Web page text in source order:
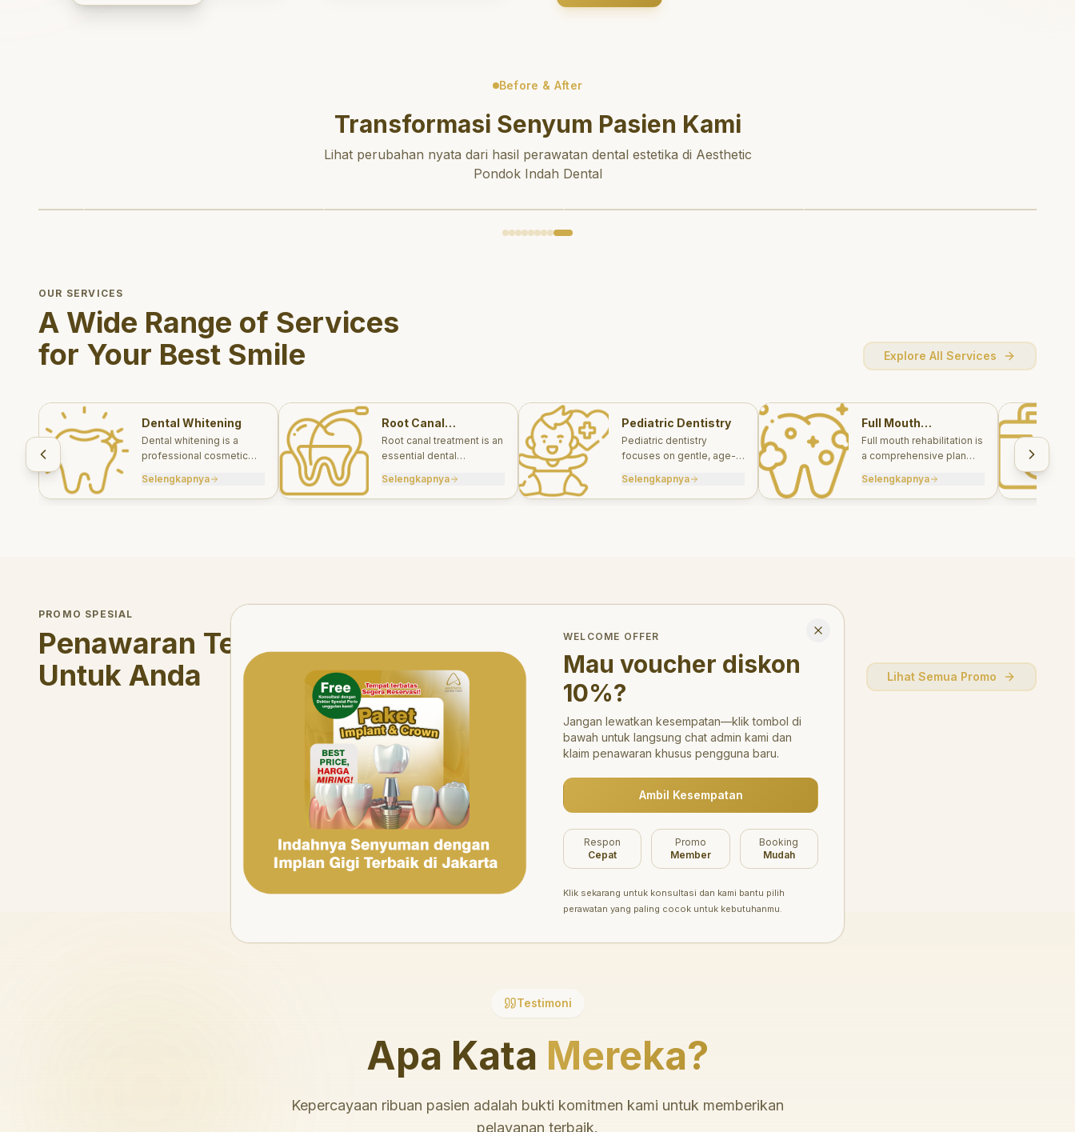
Before & After
Transformasi Senyum Pasien Kami
Lihat perubahan nyata dari hasil perawatan dental estetika di Aesthetic
Pondok Indah Dental
OUR SERVICES
A Wide Range of Services
for Your Best Smile
Explore All Services
Dental Whitening
Dental whitening is a
professional cosmetic
brighten your smile safely
and effectively.
Selengkapnya
Root Canal
Treatments
Root canal treatment is an
essential dental
save a tooth that has
been severely damaged
Selengkapnya
Pediatric Dentistry
Pediatric dentistry
focuses on gentle, age-
for infants, children, and
teens.
Selengkapnya
Full Mouth
Rehabilitations
Full mouth rehabilitation is
a comprehensive plan
aesthetic treatments to
rebuild function, comfort,
Selengkapnya
PROMO SPESIAL
Penawaran Terbatas
Untuk Anda
Lihat Semua Promo
Belum ada promo tersedia saat ini.
Testimoni
Apa Kata Mereka?
Kepercayaan ribuan pasien adalah bukti komitmen kami untuk memberikan
pelayanan terbaik.
Welcome Offer
WELCOME OFFER
Mau voucher diskon
10%?
Jangan lewatkan kesempatan—klik tombol di
bawah untuk langsung chat admin kami dan
klaim penawaran khusus pengguna baru.
Ambil Kesempatan
Respon
Cepat
Promo
Member
Booking
Mudah
Klik sekarang untuk konsultasi dan kami bantu pilih
perawatan yang paling cocok untuk kebutuhanmu.
Close